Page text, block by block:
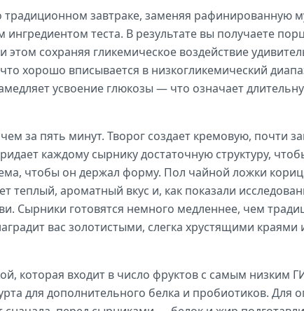
завтраке, заменяя рафинированную
теста. В результате вы получаете
сохраняя гликемическое воздействие
хорошо вписывается в низкогликемический
усвоение глюкозы — что означает
за пять минут. Творог создает кремовую, почти
каждому сырнику достаточную структуру,
чтобы он держал форму. Пол чайной ложки
теплый, ароматный вкус и, как показали
Сырники готовятся немного медленнее, чем
вас золотистыми, слегка хрустящими
которая входит в число фруктов с самым низким
для дополнительного белка и пробиотиков. Для